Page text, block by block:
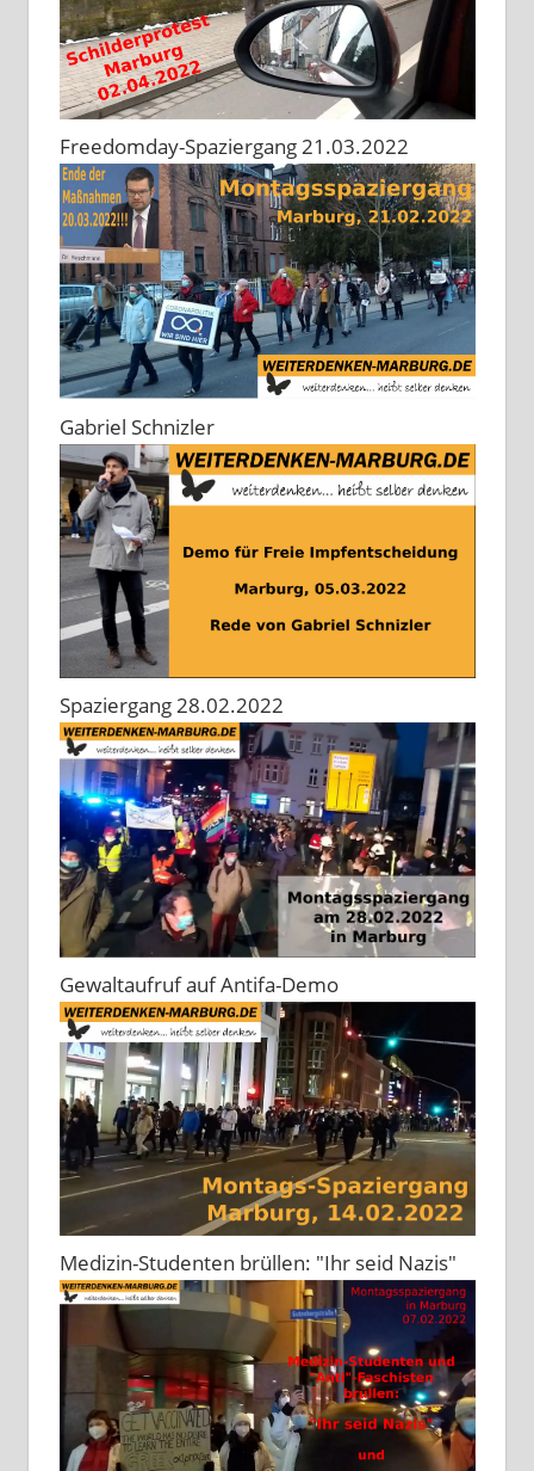
Freedomday-Spaziergang 21.03.2022
Gabriel Schnizler
Spaziergang 28.02.2022
Gewaltaufruf auf Antifa-Demo
Medizin-Studenten brüllen: "Ihr seid Nazis"